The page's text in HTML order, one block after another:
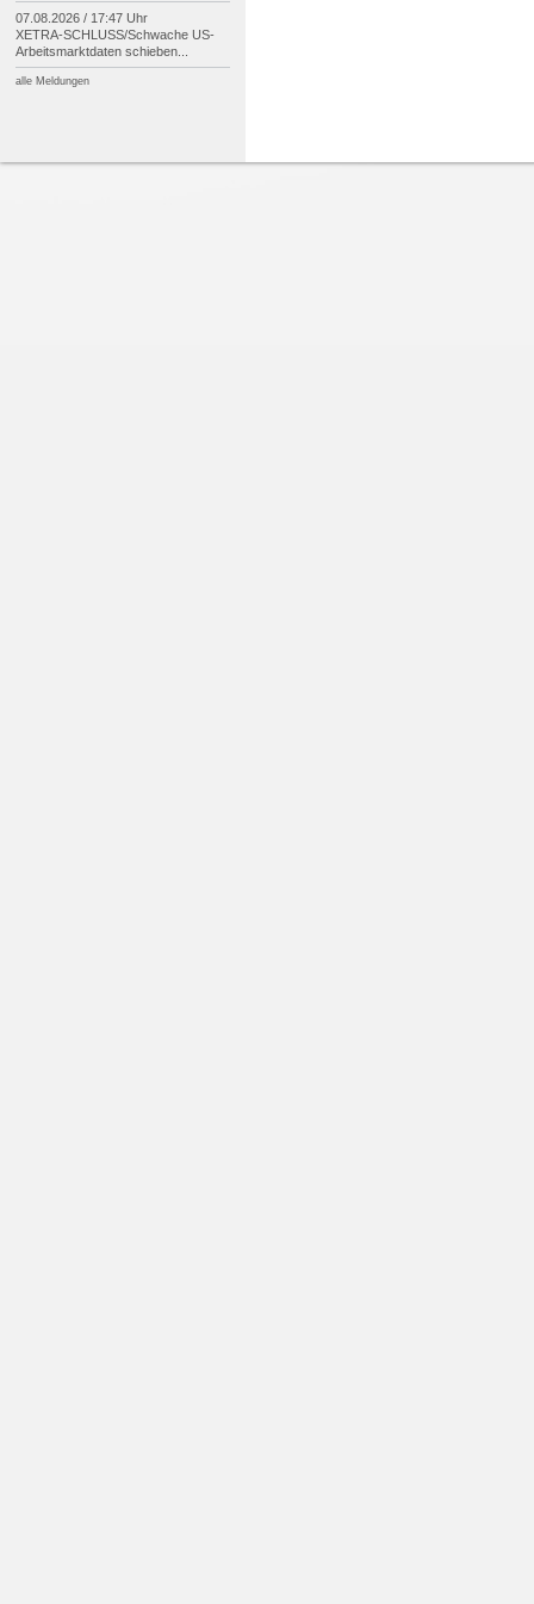
07.08.2026 / 17:47 Uhr
XETRA-SCHLUSS/Schwache US-
Arbeitsmarktdaten schieben...
alle Meldungen